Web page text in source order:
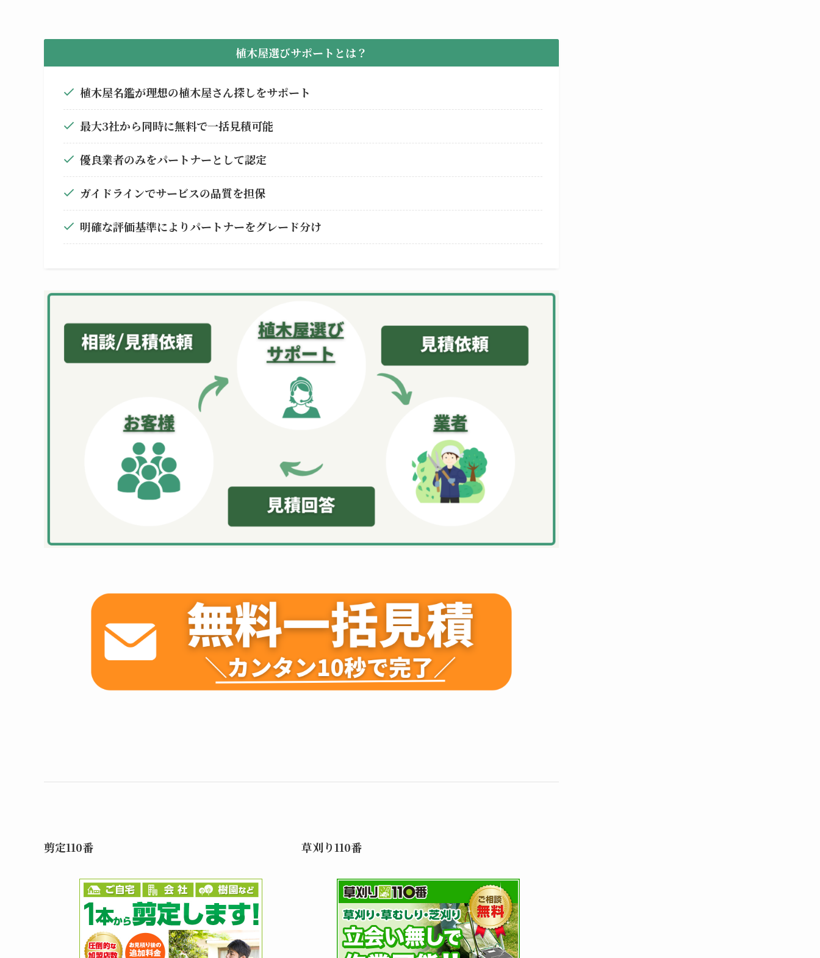
植木屋選びサポートとは？
植木屋名鑑が理想の植木屋さん探しをサポート
最大3社から同時に無料で一括見積可能
優良業者のみをパートナーとして認定
ガイドラインでサービスの品質を担保
明確な評価基準によりパートナーをグレード分け
剪定110番 草刈り110番